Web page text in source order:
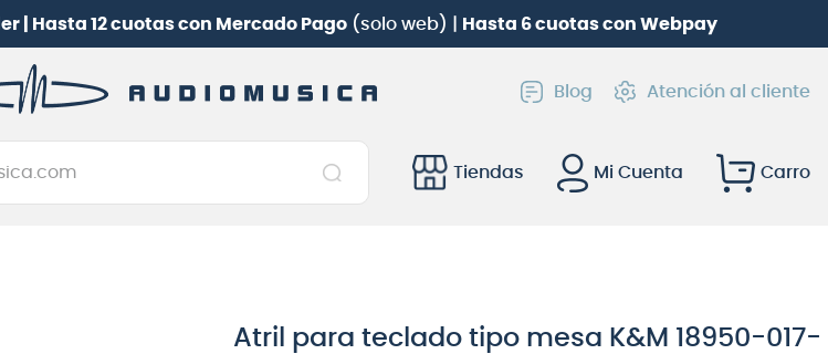
| Hasta 12 cuotas con Mercado Pago(solo web) | Hasta 6 cuotas con Webpay
Blog Atención al cliente
Tiendas
Mi Cuenta
Atril para teclado tipo mesa K&M 18950-017-